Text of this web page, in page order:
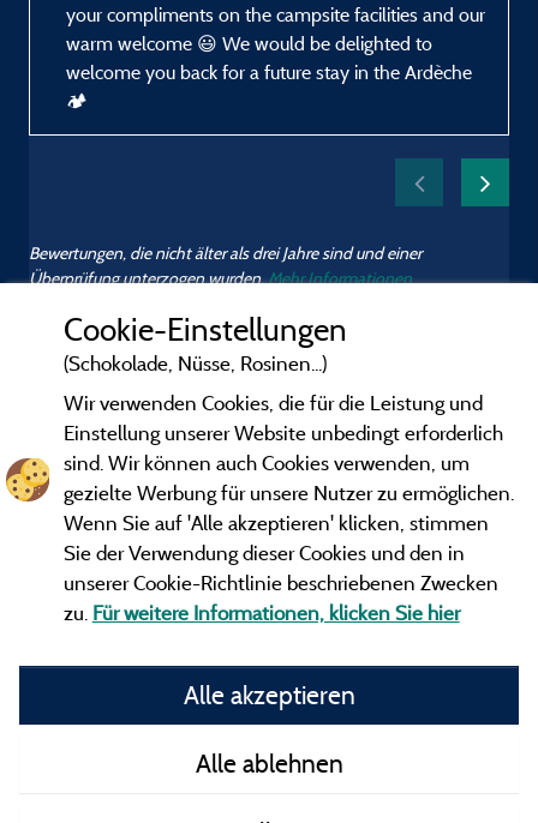
your compliments on the campsite facilities and our
warm welcome 😃 We would be delighted to
welcome you back for a future stay in the Ardèche
🏕️
Bewertungen, die nicht älter als drei Jahre sind und einer
Überprüfung unterzogen wurden.Mehr Informationen
Gesetzliche Bedingungen
Herausgeberinformationen und Adressen
Kontakt
Cookie-Einstellungen
(Schokolade, Nüsse, Rosinen...)
Wir verwenden Cookies, die für die Leistung und
Einstellung unserer Website unbedingt erforderlich
sind. Wir können auch Cookies verwenden, um
gezielte Werbung für unsere Nutzer zu ermöglichen.
Wenn Sie auf 'Alle akzeptieren' klicken, stimmen
Sie der Verwendung dieser Cookies und den in
unserer Cookie-Richtlinie beschriebenen Zwecken
zu. Für weitere Informationen, klicken Sie hier
Alle akzeptieren
Alle ablehnen